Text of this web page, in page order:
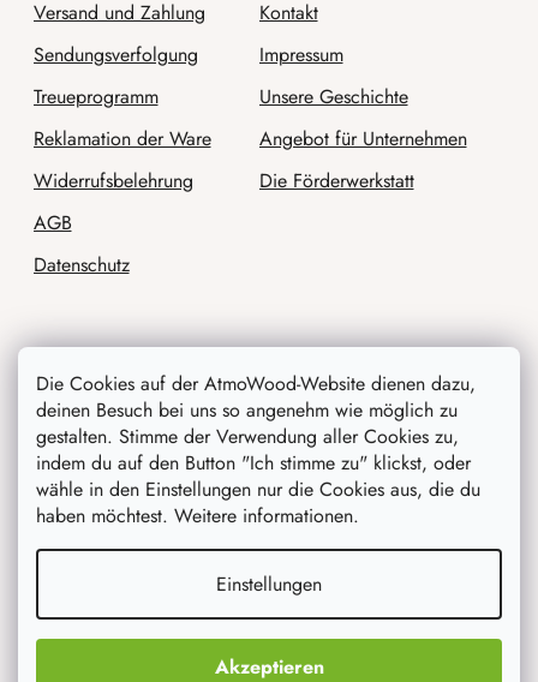
Die Cookies auf der AtmoWood-Website dienen dazu,
deinen Besuch bei uns so angenehm wie möglich zu
gestalten. Stimme der Verwendung aller Cookies zu,
indem du auf den Button "Ich stimme zu" klickst, oder
wähle in den Einstellungen nur die Cookies aus, die du
haben möchtest. Weitere informationen.
Einstellungen
Akzeptieren
Versand und Zahlung
Sendungsverfolgung
Treueprogramm
Reklamation der Ware
Widerrufsbelehrung
AGB
Datenschutz
Kontakt
Impressum
Unsere Geschichte
Angebot für Unternehmen
Die Förderwerkstatt
Wir werden sie beraten
Blog
Inspiration